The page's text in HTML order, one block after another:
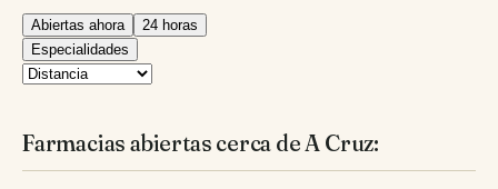
Abiertas ahora
24 horas
Especialidades
Farmacias abiertas cerca de A Cruz: